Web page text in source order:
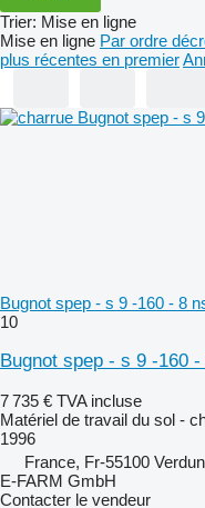
Trier: Mise en ligne
Mise en ligne Par ordre
plus récentes en premier
Bugnot spep - s 9 -160 - 8
10
Bugnot spep - s 9 -160 -
7 735 € TVA incluse
Matériel de travail du sol -
1996
France, Fr-55100 Verdun
E-FARM GmbH
Contacter le vendeur